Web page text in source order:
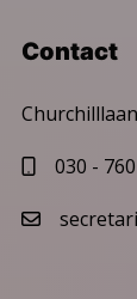
Contact
030 -